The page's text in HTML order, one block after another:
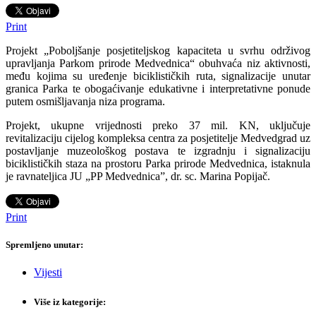
Print
Projekt „Poboljšanje posjetiteljskog kapaciteta u svrhu održivog
upravljanja Parkom prirode Medvednica“ obuhvaća niz aktivnosti,
među kojima su uređenje biciklističkih ruta, signalizacije unutar
granica Parka te obogaćivanje edukativne i interpretativne ponude
putem osmišljavanja niza programa.
Projekt, ukupne vrijednosti preko 37 mil. KN, uključuje
revitalizaciju cijelog kompleksa centra za posjetitelje Medvedgrad uz
postavljanje muzeološkog postava te izgradnju i signalizaciju
biciklističkih staza na prostoru Parka prirode Medvednica, istaknula
je ravnateljica JU „PP Medvednica”, dr. sc. Marina Popijač.
Print
Spremljeno unutar:
Vijesti
Više iz kategorije: